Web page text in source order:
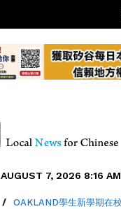
AUGUST 7, 2026 8:16 AM
/ OAKLAND學生新學期在